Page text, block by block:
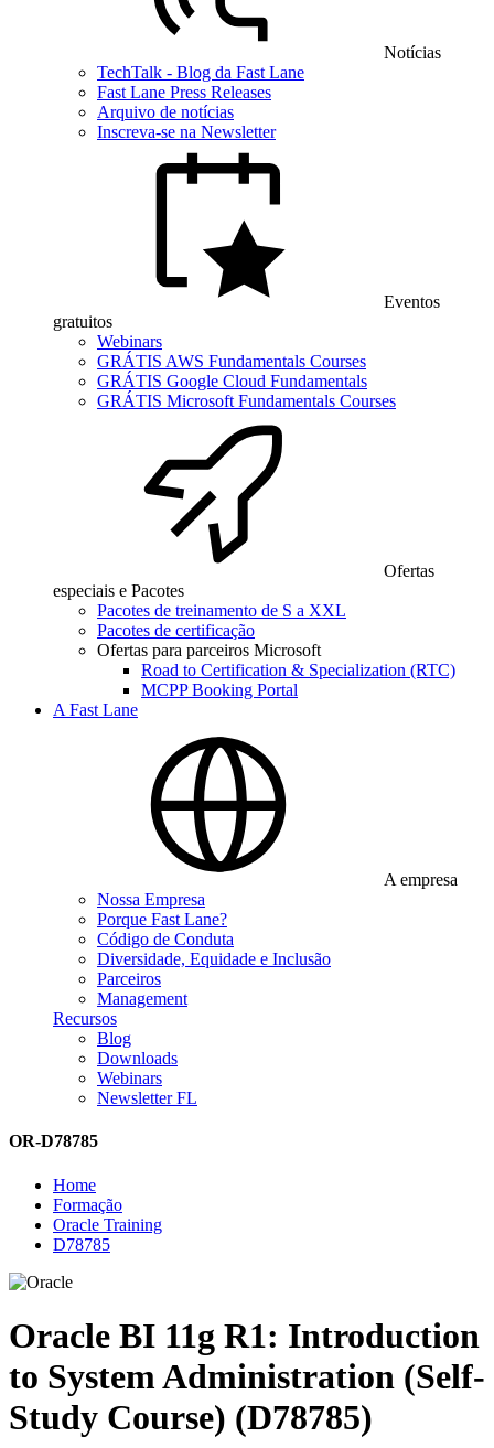
Notícias
TechTalk - Blog da Fast Lane
Fast Lane Press Releases
Arquivo de notícias
Inscreva-se na Newsletter
Eventos
gratuitos
Webinars
GRÁTIS AWS Fundamentals Courses
GRÁTIS Google Cloud Fundamentals
GRÁTIS Microsoft Fundamentals Courses
Ofertas
especiais e Pacotes
Pacotes de treinamento de S a XXL
Pacotes de certificação
Ofertas para parceiros Microsoft
Road to Certification & Specialization (RTC)
MCPP Booking Portal
A Fast Lane
A empresa
Nossa Empresa
Porque Fast Lane?
Código de Conduta
Diversidade, Equidade e Inclusão
Parceiros
Management
Recursos
Blog
Downloads
Webinars
Newsletter FL
OR-D78785
Home
Formação
Oracle Training
D78785
Oracle BI 11g R1: Introduction
to System Administration (Self-
Study Course) (D78785)